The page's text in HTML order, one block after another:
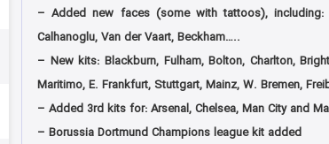
– Added new faces (some with tattoos), including:
Calhanoglu, Van der Vaart, Beckham…..
– New kits: Blackburn, Fulham, Bolton, Charlton,
Maritimo, E. Frankfurt, Stuttgart, Mainz, W. Bremen,
– Added 3rd kits for: Arsenal, Chelsea, Man City and
– Borussia Dortmund Champions league kit added